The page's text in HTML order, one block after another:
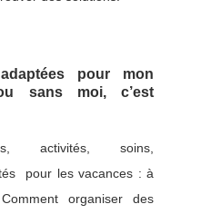
pour mon
sans moi, c’est
activités, soins,
pour les vacances : à
organiser des